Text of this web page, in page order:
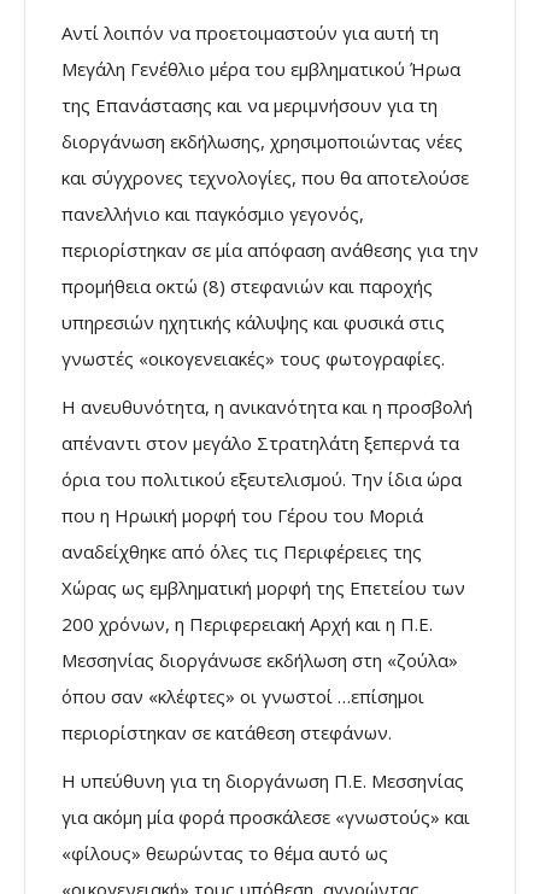
Αντί λοιπόν να προετοιμαστούν για αυτή τη
Μεγάλη Γενέθλιο μέρα του εμβληματικού Ήρωα
της Επανάστασης και να μεριμνήσουν για τη
διοργάνωση εκδήλωσης, χρησιμοποιώντας νέες
και σύγχρονες τεχνολογίες, που θα αποτελούσε
πανελλήνιο και παγκόσμιο γεγονός,
περιορίστηκαν σε μία απόφαση ανάθεσης για την
προμήθεια οκτώ (8) στεφανιών και παροχής
υπηρεσιών ηχητικής κάλυψης και φυσικά στις
γνωστές «οικογενειακές» τους φωτογραφίες.
Η ανευθυνότητα, η ανικανότητα και η προσβολή
απέναντι στον μεγάλο Στρατηλάτη ξεπερνά τα
όρια του πολιτικού εξευτελισμού. Την ίδια ώρα
που η Ηρωική μορφή του Γέρου του Μοριά
αναδείχθηκε από όλες τις Περιφέρειες της
Χώρας ως εμβληματική μορφή της Επετείου των
200 χρόνων, η Περιφερειακή Αρχή και η Π.Ε.
Μεσσηνίας διοργάνωσε εκδήλωση στη «ζούλα»
όπου σαν «κλέφτες» οι γνωστοί …επίσημοι
περιορίστηκαν σε κατάθεση στεφάνων.
Η υπεύθυνη για τη διοργάνωση Π.Ε. Μεσσηνίας
για ακόμη μία φορά προσκάλεσε «γνωστούς» και
«φίλους» θεωρώντας το θέμα αυτό ως
«οικογενειακή» τους υπόθεση, αγνοώντας